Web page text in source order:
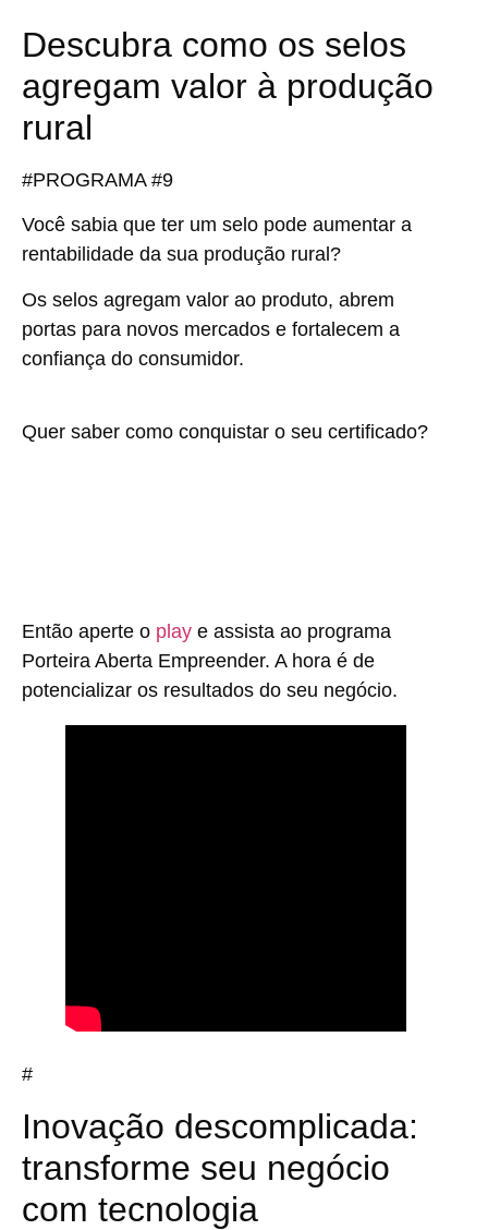
Descubra como os selos
agregam valor à produção
rural
#PROGRAMA #9
Você sabia que ter um selo pode aumentar a
rentabilidade da sua produção rural?
Os selos agregam valor ao produto, abrem
portas para novos mercados e fortalecem a
confiança do consumidor.
Quer saber como conquistar o seu certificado?
Então aperte o play e assista ao programa
Porteira Aberta Empreender. A hora é de
potencializar os resultados do seu negócio.
#
Inovação descomplicada:
transforme seu negócio
com tecnologia